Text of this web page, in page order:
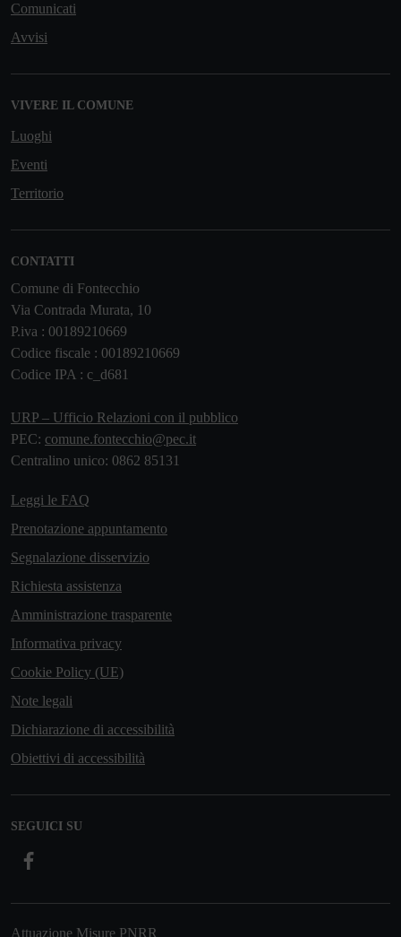
Comunicati
Avvisi
VIVERE IL COMUNE
Luoghi
Eventi
Territorio
CONTATTI
Comune di Fontecchio
Via Contrada Murata, 10
P.iva : 00189210669
Codice fiscale : 00189210669
Codice IPA : c_d681
URP – Ufficio Relazioni con il pubblico
PEC: comune.fontecchio@pec.it
Centralino unico: 0862 85131
Leggi le FAQ
Prenotazione appuntamento
Segnalazione disservizio
Richiesta assistenza
Amministrazione trasparente
Informativa privacy
Cookie Policy (UE)
Note legali
Dichiarazione di accessibilità
Obiettivi di accessibilità
SEGUICI SU
Attuazione Misure PNRR